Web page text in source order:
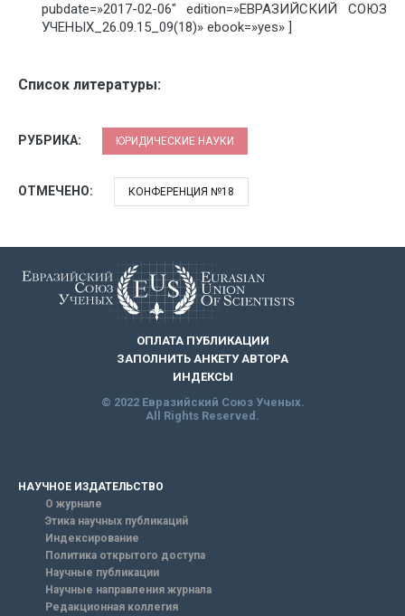
pubdate=»2017-02-06″ edition=»ЕВРАЗИЙСКИЙ СОЮЗ
УЧЕНЫХ_26.09.15_09(18)» ebook=»yes» ]
Список литературы:
РУБРИКА: ЮРИДИЧЕСКИЕ НАУКИ
ОТМЕЧЕНО: КОНФЕРЕНЦИЯ №18
ОПЛАТА ПУБЛИКАЦИИ
ЗАПОЛНИТЬ АНКЕТУ АВТОРА
ИНДЕКСЫ
© 2022 Евразийский Союз Ученых.
All Rights Reserved.
НАУЧНОЕ ИЗДАТЕЛЬСТВО
О журнале
Этика научных публикаций
Индексирование
Политика открытого доступа
Научные публикации
Научные направления журнала
Редакционная коллегия